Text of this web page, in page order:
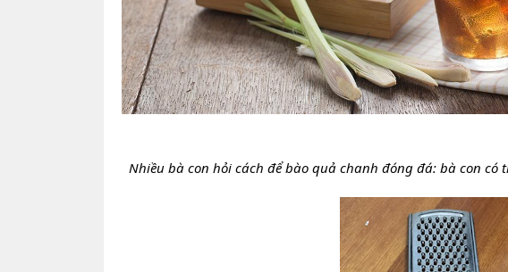
Nhiều bà con hỏi cách để bào quả chanh đóng đá: bà con